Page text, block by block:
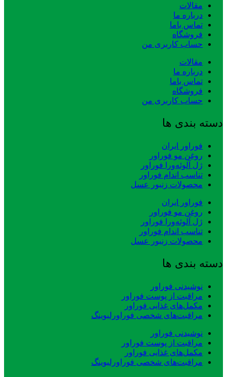
مقالات
درباره ما
تماس باما
فروشگاه
حساب کاربری من
مقالات
درباره ما
تماس باما
فروشگاه
حساب کاربری من
دسته بندی ها
فوراور ایران
روغن مو فوراور
ژل آلوئه‌ورا فوراور
تناسب اندام فوراور
محصولات زنبور عسل
فوراور ایران
روغن مو فوراور
ژل آلوئه‌ورا فوراور
تناسب اندام فوراور
محصولات زنبور عسل
دسته بندی ها
نوشیدنی فوراور
مراقبت از پوست فوراور
مکمل‌های غذایی فوراور
مراقبت‌های شخصی فوراورلیوینگ
نوشیدنی فوراور
مراقبت از پوست فوراور
مکمل‌های غذایی فوراور
مراقبت‌های شخصی فوراورلیوینگ